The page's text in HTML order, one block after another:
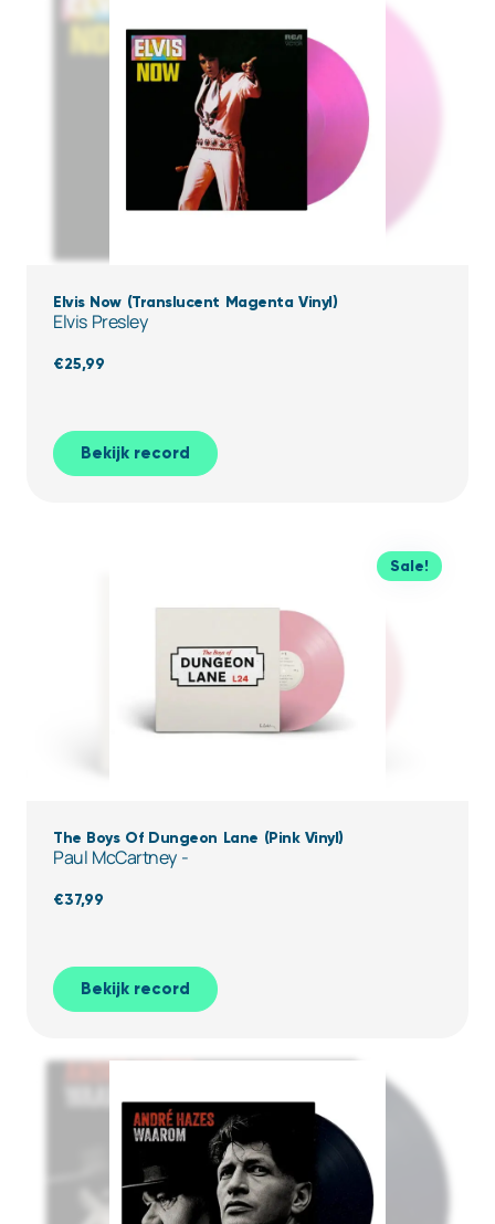
Elvis Now (Translucent Magenta Vinyl)
Elvis Presley
€25,99
Bekijk record
Sale!
The Boys Of Dungeon Lane (Pink Vinyl)
Paul McCartney -
€37,99
Bekijk record